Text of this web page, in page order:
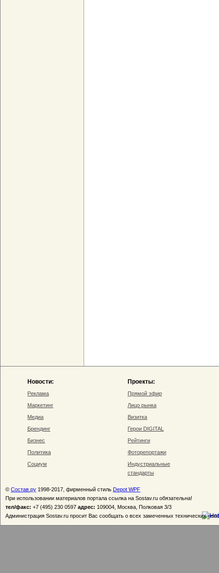
Новости:
Реклама
Маркетинг
Медиа
Брендинг
Бизнес
Политика
Социум
Проекты:
Прямой эфир
Лицо рынка
Визитка
Герои DIGITAL
Рейтинги
Фоторепортажи
Индустриальные
стандарты
© Состав.ру 1998-2017, фирменный стиль Depot WPF
При использовании материалов портала ссылка на Sostav.ru обязательна!
тел/факс: +7 (495) 230 0597 адрес: 109004, Москва, Полковая 3/3
Администрация Sostav.ru просит Вас сообщать о всех замеченных технических